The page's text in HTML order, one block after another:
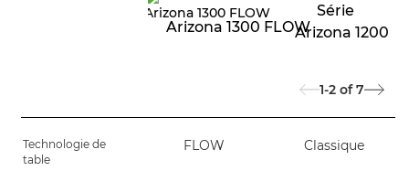
Arizona 1300 FLOW
Série
Arizona 1200
1-2 of 7
Technologie de
table
FLOW Classique